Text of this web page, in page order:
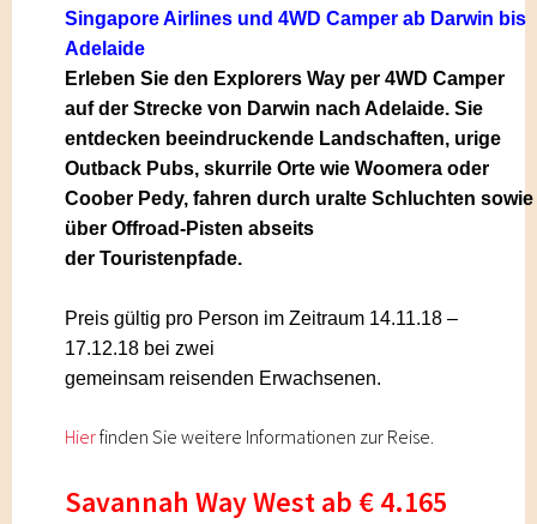
Singapore Airlines und 4WD Camper ab Darwin bis
Adelaide
Erleben Sie den Explorers Way per 4WD Camper
auf der Strecke von Darwin nach Adelaide. Sie
entdecken beeindruckende Landschaften, urige
Outback Pubs, skurrile Orte wie Woomera oder
Coober Pedy, fahren durch uralte Schluchten sowie
über Offroad-Pisten abseits
der Touristenpfade.
Preis gültig pro Person im Zeitraum 14.11.18 –
17.12.18 bei zwei
gemeinsam reisenden Erwachsenen.
Hierfinden Sie weitere Informationen zur Reise.
Savannah Way West ab € 4.165